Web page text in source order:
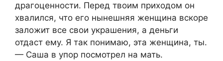
драгоценности. Перед твоим приходом он
хвалился, что его нынешняя женщина вскоре
заложит все свои украшения, а деньги
отдаст ему. Я так понимаю, эта женщина, ты.
— Саша в упор посмотрел на мать.